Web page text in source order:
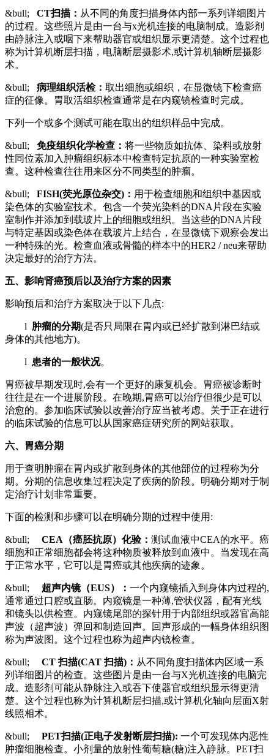
&bull; CT扫描： 从不同的角度扫描身体内部一系列详细图片
的过程。这些照片是由一台与x光机连接的电脑制成。造影剂
由静脉注入或咽下来帮助器官或组织显示更清楚。这个过程也
称为计算机断层扫描，电脑断层摄影术,或计算机轴断层摄影
术。
&bull; 病理组织活检： 取出细胞或组织，在显微镜下检查癌
症的征像。胃取活组织检查通常是在内窥镜检查时完成。
下列一个或多个测试可能在取出的组织样品中完成。
&bull; 免疫组织化学检查： 将一些物质如抗体、染料或放射
性同位素加入肿瘤组织标本中检查特定抗原的一种实验室检
查。这种检查往往用来区分不同类型的肿瘤。
&bull; FISH(荧光原位杂交)： 用于检查细胞和组织中基因或
染色体的实验室技术。包含一个荧光染料的DNA片段在实验
室制作并添加到载玻片上的细胞或组织。当这些的DNA片段
与特定基因或染色体在载玻片上结合，在显微镜下观察会发出
一种特殊的光。检查血液或骨髓的样本中的HER2 / neu来帮助
决定最好的治疗方法。
五、影响肾癌预后以及治疗方案的因素
影响预后和治疗方案取决于以下几点:
l 肿瘤的分期(是否只局限在胃内或已经扩散到淋巴结或
身体的其他地方)。
l 患者的一般状况。
胃癌被早期发现时,会有一个更好的康复机会。胃癌被诊断时
往往是在一个进展阶段。在晚期,胃癌可以治疗但很少是可以
治愈的。参加临床试验以改善治疗应当被考虑。关于正在进行
的临床试验的信息可以从国家癌症研究所的网站获取。
六、胃癌分期
用于查明肿瘤在胃内或扩散到身体的其他部位的过程称为分
期。分期的信息收集过程决定了疾病的阶段。明确分期对于制
定治疗计划非常重要。
下面的检测和步骤可以在明确分期的过程中使用:
&bull; CEA （癌胚抗原） 化验： 测试血液中CEA的水平。癌
细胞和正常细胞都会将这种物质被释放到血液中。当发现在高
于正常水平，它可以是胃癌或其他疾病的迹象。
&bull; 超声内镜（EUS）： 一个内窥镜插入到身体内过程的,
通常通过口腔或直肠。内窥镜是一种薄,管状仪器，配有光线
和镜头以供检查。内窥镜尾部的探针用于内部组织或器官高能
声波（超声波）弹回和制造回声。回声形成的一幅身体组织图
称为声波图。这个过程也称为超声内镜检查。
&bull; CT扫描(CAT 扫描)： 从不同角度扫描体内区域一系
列详细图片的检查。这些图片是由一台与X光机连接的电脑完
成。造影剂可能从静脉注入或吞下使器官或组织显示得更清
楚。这个过程也称为计算机断层扫描,或计算机化轴向层面X射
线照相术。
&bull; PET扫描(正电子发射断层扫描): 一个可发现体内恶性
肿瘤细胞检查。小剂量的放射性葡萄糖(糖)注入静脉。PET扫